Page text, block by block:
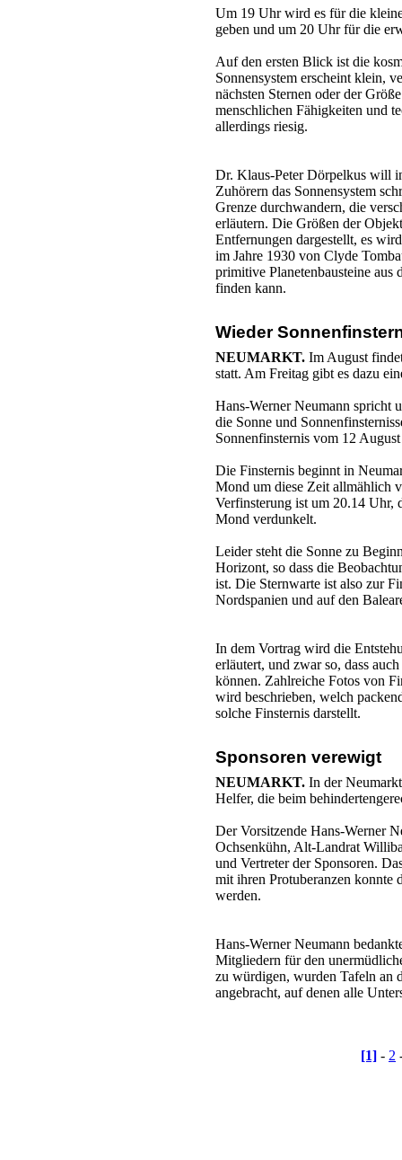
Um 19 Uhr wird es für die
geben und um 20 Uhr für die
Auf den ersten Blick ist die
Sonnensystem erscheint klein,
nächsten Sternen oder der
menschlichen Fähigkeiten und
allerdings riesig.
Dr. Klaus-Peter Dörpelkus will
Zuhörern das Sonnensystem
Grenze durchwandern, die
erläutern. Die Größen der
Entfernungen dargestellt, es
im Jahre 1930 von Clyde
primitive Planetenbausteine aus
finden kann.
Wieder
NEUMARKT. Im August
statt. Am Freitag gibt es dazu
Hans-Werner Neumann spricht
die Sonne und
Sonnenfinsternis vom 12
Die Finsternis beginnt in
Mond um diese Zeit allmählich
Verfinsterung ist um 20.14 Uhr,
Mond verdunkelt.
Leider steht die Sonne zu
Horizont, so dass die
ist. Die Sternwarte ist also zur
Nordspanien und auf den
In dem Vortrag wird die
erläutert, und zwar so, dass
können. Zahlreiche Fotos von
wird beschrieben, welch
solche Finsternis darstellt.
Sponsoren verewigt
NEUMARKT. In der
Helfer, die beim
Der Vorsitzende Hans-Werner
Ochsenkühn, Alt-Landrat
und Vertreter der Sponsoren.
mit ihren Protuberanzen konnte
werden.
Hans-Werner Neumann
Mitgliedern für den
zu würdigen, wurden Tafeln an
angebracht, auf denen alle
[1] - 2